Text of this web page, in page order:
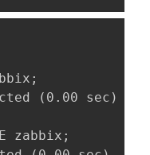
(0.00 sec)
zabbix;